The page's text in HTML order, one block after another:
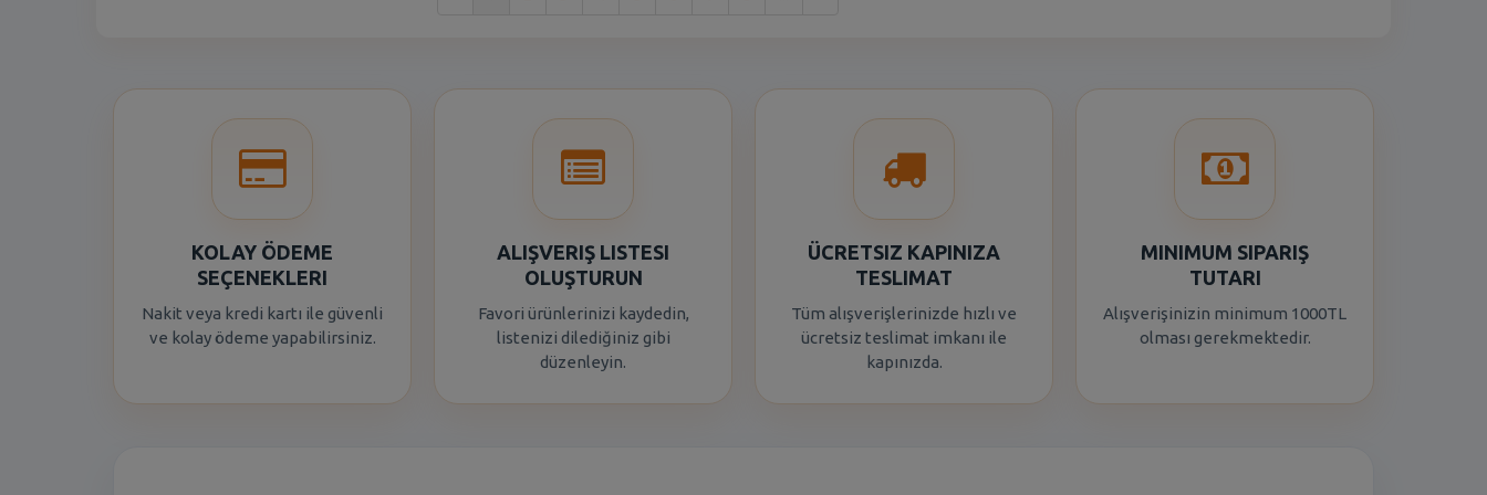
KOLAY ÖDEME
SEÇENEKLERI
Nakit veya kredi kartı ile güvenli
ve kolay ödeme yapabilirsiniz.
ALIŞVERIŞ LISTESI
OLUŞTURUN
Favori ürünlerinizi kaydedin,
listenizi dilediğiniz gibi
düzenleyin.
ÜCRETSIZ KAPINIZA
TESLIMAT
Tüm alışverişlerinizde hızlı ve
ücretsiz teslimat imkanı ile
kapınızda.
MINIMUM SIPARIŞ
TUTARI
Alışverişinizin minimum 1000TL
olması gerekmektedir.